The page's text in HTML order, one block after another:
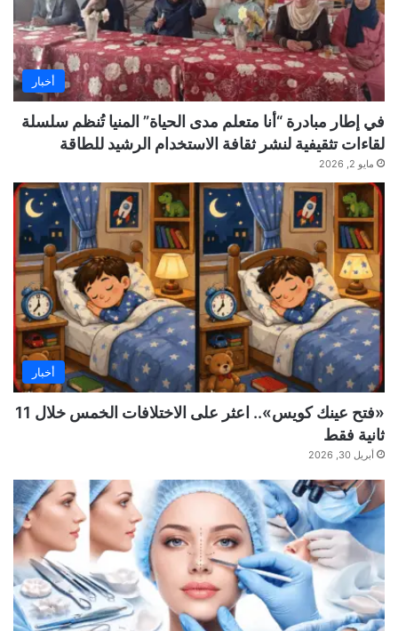
أخبار
في إطار مبادرة “أنا متعلم مدى الحياة” المنيا تُنظم سلسلة
لقاءات تثقيفية لنشر ثقافة الاستخدام الرشيد للطاقة
مايو 2, 2026
أخبار
«فتح عينك كويس».. اعثر على الاختلافات الخمس خلال 11
ثانية فقط
أبريل 30, 2026